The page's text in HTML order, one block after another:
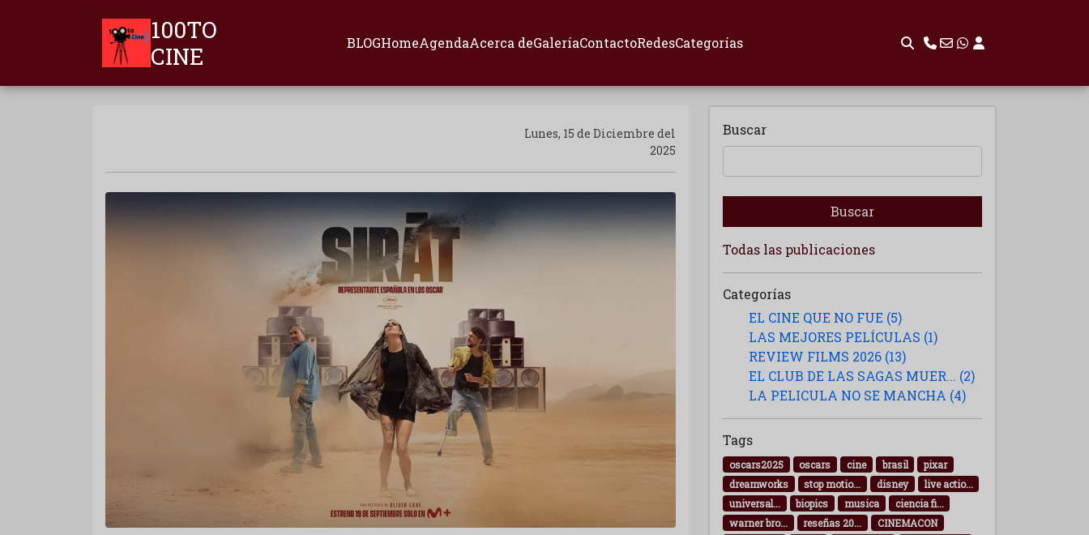
100TO
CINE
BLOGHomeAgendaAcerca deGaleríaContactoRedesCategorías
Lunes, 15 de Diciembre del
2025
Buscar
Buscar
Todas las publicaciones
Categorías
EL CINE QUE NO FUE (5)
LAS MEJORES PELÍCULAS (1)
REVIEW FILMS 2026 (13)
EL CLUB DE LAS SAGAS MUER... (2)
LA PELICULA NO SE MANCHA (4)
Tags
oscars2025 oscars cine brasil
pixar
dreamworks
stop motio... disney
live actio...
universal...
biopics musica
ciencia fi...
warner bro...
reseñas 20...
CINEMACON